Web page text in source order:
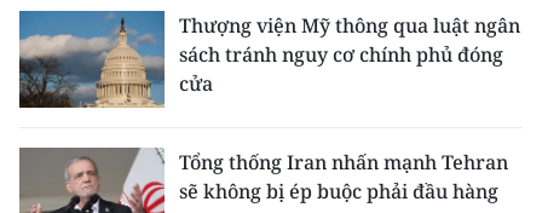
Duyên hải Nam Trung Bộ và Tây
Nguyên
Đồng bằng sông Cửu Long
Thượng viện Mỹ thông qua luật ngân
sách tránh nguy cơ chính phủ đóng
cửa
Tổng thống Iran nhấn mạnh Tehran
sẽ không bị ép buộc phải đầu hàng